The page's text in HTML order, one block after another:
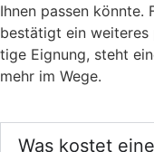
Ihnen pas­sen
bestä­tigt ein
ti­ge Eig­nung, steht
mehr im Wege.
Was kos­tet